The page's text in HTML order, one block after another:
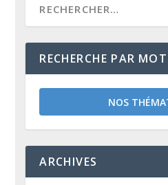
RECHERCHE PAR
NOS
ARCHIVES